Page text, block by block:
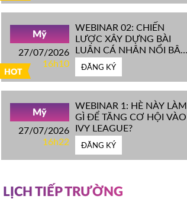
HOT
Mỹ
27/07/2026
16h10
WEBINAR 02: CHIẾN
LƯỢC XÂY DỰNG BÀI
LUẬN CÁ NHÂN NỔI BẬT
CHINH PHỤC ĐH TOP
ĐẦU MỸ
ĐĂNG KÝ
Mỹ
27/07/2026
16h22
WEBINAR 1: HÈ NÀY LÀM
GÌ ĐỂ TĂNG CƠ HỘI VÀO
IVY LEAGUE?
ĐĂNG KÝ
LỊCH TIẾP TRƯỜNG